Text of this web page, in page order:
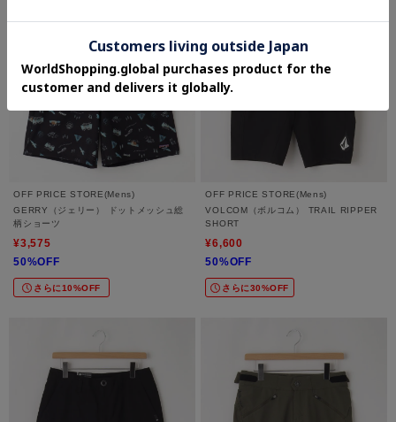
OFF PRICE STORE(Mens)
GERRY（ジェリー） ドットメッシュ総
柄ショーツ
¥3,575
50%OFF
さらに10%OFF
OFF PRICE STORE(Mens)
VOLCOM（ボルコム） TRAIL RIPPER
SHORT
¥6,600
50%OFF
さらに30%OFF